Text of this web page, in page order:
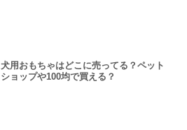
犬用おもちゃはどこに売ってる？ペット
ショップや100均で買える？